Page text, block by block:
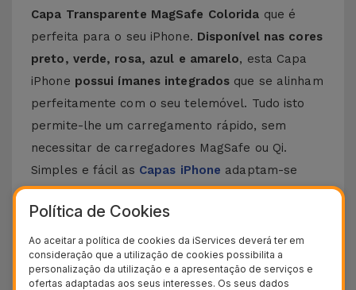
Capa Transparente MagSafe Colorida que é
perfeita para o seu iPhone. Disponível nas cores
preto, verde, rosa, azul e amarelo, esta Capa
iPhone possui ímanes integrados que se alinham
perfeitamente com o seu telemóvel. Tudo isto
permite-lhe um carregamento rápido, sem
necessitar de carregadores MagSafe ou Qi.
Simples e fácil as Capas iPhone adaptam-se
perfeitamente ao seu dia a dia.Escolha a sua
preferida e adicione estilo e bom gosto ao seu
smartphone. Esta Capa para iPhone com
MagSafe é compatível com vários modelos da
Apple, desde oiPhone 12até aoiPhone 15 Pro
Política de Cookies
Ao aceitar a política de cookies da iServices deverá ter em
consideração que a utilização de cookies possibilita a
personalização da utilização e a apresentação de serviços e
ofertas adaptadas aos seus interesses. Os seus dados